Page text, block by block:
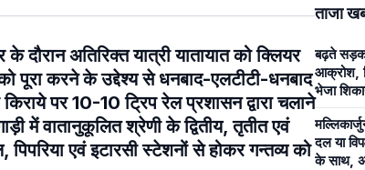
के दौरान अतिरिक्त यात्री यातायात को क्लियर
पूरा करने के उद्देश्य से धनबाद-एलटीटी-धनबाद
पर 10-10 ट्रिप रेल प्रशासन द्वारा चलाने
में वातानुकूलित श्रेणी के द्वितीय, तृतीत एवं
एवं इटारसी स्टेशनों से होकर गन्तव्य को
ताजा
बढ़ते सड़क
आक्रोश,
भेजा
चेतावनी
दल या
के साथ,